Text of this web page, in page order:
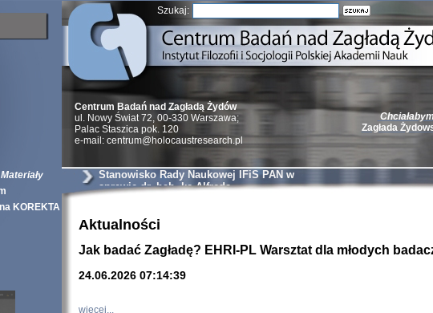
KOREKTA
Szukaj:
Zagłada
Natalia Aleksiun,
Deborah Dash
Turski, Laurence
Centrum Badań nad Zagładą Żydów
ul. Nowy Świat 72, 00-330 Warszawa;
Palac Staszica pok. 120
e-mail: centrum@holocaustresearch.pl
Stanowisko Rady Naukowej IFiS PAN w
sprawie dr. hab. ks Alfreda
Aktualności
Jak badać Zagładę? EHRI-PL Warsztat dla młodych
24.06.2026 07:14:39
więcej...